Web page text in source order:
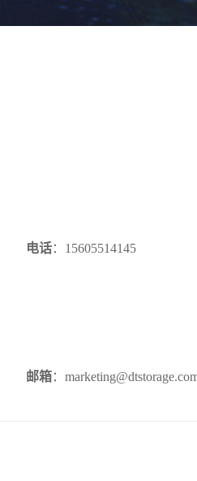
电话：15605514145
邮箱：